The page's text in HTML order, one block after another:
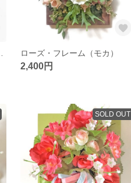
ローズ・フレーム（モカ）
2,400円
SOLD OUT